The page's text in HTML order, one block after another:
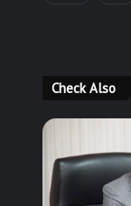
Check Also